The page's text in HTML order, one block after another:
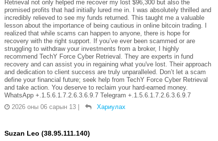
Retrieval not only helped me recover my lost $96,300 but also the
promised profits that had initially lured me in. I was absolutely thrilled and
incredibly relieved to see my funds returned. This taught me a valuable
lesson about the importance of being cautious in online bitcoin trading. I
realized that while scams can happen to anyone, there is hope for
recovery with the right support. If you’ve ever been scammed or are
struggling to withdraw your investments from a broker, I highly
recommend TechY Force Cyber Retrieval. They are experts in fund
recovery and can assist you in regaining what you've lost. Their approach
and dedication to client success are truly unparalleled. Don’t let a scam
define your financial future; seek help from TechY Force Cyber Retrieval
and take action. You deserve to reclaim your hard-earned money.
WhatsApp +.1.5.6.1.7.2.6.3.6.9.7 Telegram +.1.5.6.1.7.2.6.3.6.9.7
2026 оны 06 сарын 13
Хариулах
Suzan Leo (38.95.111.140)